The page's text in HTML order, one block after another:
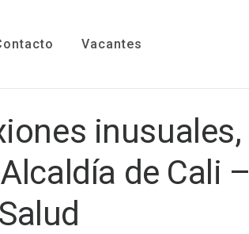
Vacantes
inusuales,
de Cali –